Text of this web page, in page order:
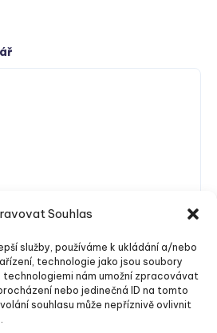
Souhlas
služby, používáme k ukládání a/nebo
technologie jako jsou soubory
nám umožní zpracovávat
nebo jedinečná ID na tomto
souhlasu může nepříznivě ovlivnit